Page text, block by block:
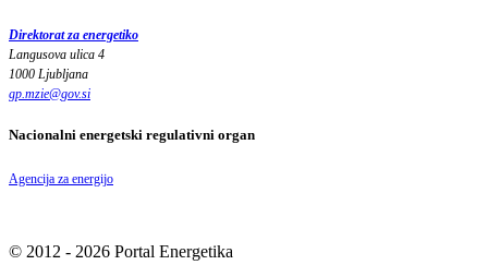
Direktorat za energetiko
Langusova ulica 4
1000 Ljubljana
gp.mzie@gov.si
Nacionalni energetski regulativni organ
Agencija za energijo
© 2012 - 2026 Portal Energetika